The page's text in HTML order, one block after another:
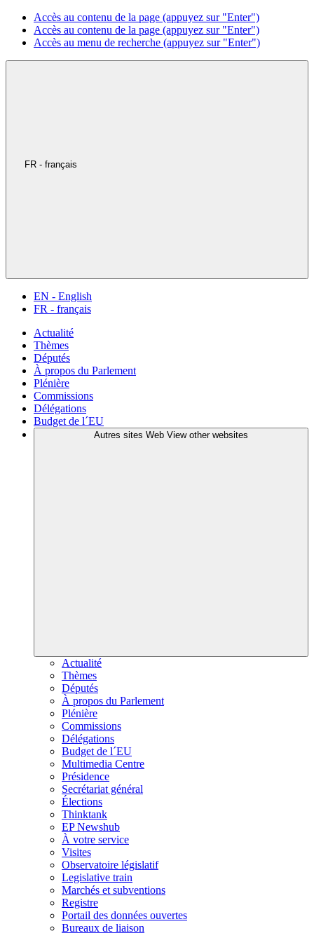
Accès au contenu de la page (appuyez sur "Enter")
Accès au contenu de la page (appuyez sur "Enter")
Accès au menu de recherche (appuyez sur "Enter")
FR - français
EN - English
FR - français
Actualité
Thèmes
Députés
À propos du Parlement
Plénière
Commissions
Délégations
Budget de l´EU
Autres sites Web View other websites
Actualité
Thèmes
Députés
À propos du Parlement
Plénière
Commissions
Délégations
Budget de l´EU
Multimedia Centre
Présidence
Secrétariat général
Élections
Thinktank
EP Newshub
À votre service
Visites
Observatoire législatif
Legislative train
Marchés et subventions
Registre
Portail des données ouvertes
Bureaux de liaison